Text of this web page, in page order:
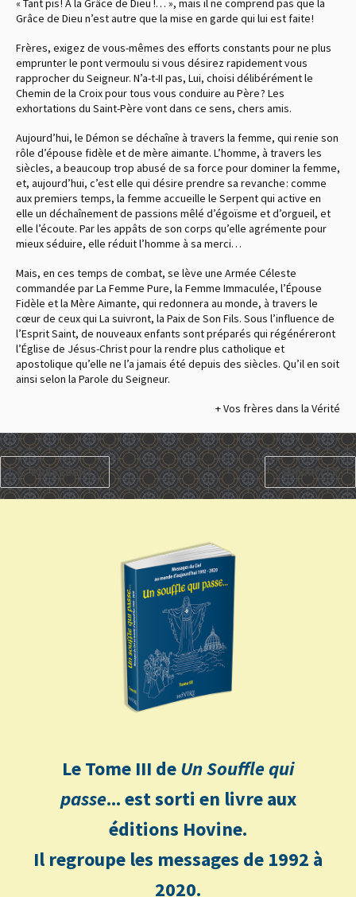
« Tant pis ! À la Grâce de Dieu !… », mais il ne comprend pas que la
Grâce de Dieu n’est autre que la mise en garde qui lui est faite !
Frères, exigez de vous-mêmes des efforts constants pour ne plus
emprunter le pont vermoulu si vous désirez rapidement vous
rapprocher du Seigneur. N’a-t-II pas, Lui, choisi délibérément le
Chemin de la Croix pour tous vous conduire au Père ? Les
exhortations du Saint-Père vont dans ce sens, chers amis.
Aujourd’hui, le Démon se déchaîne à travers la femme, qui renie son
rôle d’épouse fidèle et de mère aimante. L’homme, à travers les
siècles, a beaucoup trop abusé de sa force pour dominer la femme,
et, aujourd’hui, c’est elle qui désire prendre sa revanche : comme
aux premiers temps, la femme accueille le Serpent qui active en
elle un déchaînement de passions mêlé d’égoïsme et d’orgueil, et
elle l’écoute. Par les appâts de son corps qu’elle agrémente pour
mieux séduire, elle réduit l’homme à sa merci…
Mais, en ces temps de combat, se lève une Armée Céleste
commandée par La Femme Pure, la Femme Immaculée, l’Épouse
Fidèle et la Mère Aimante, qui redonnera au monde, à travers le
cœur de ceux qui La suivront, la Paix de Son Fils. Sous l’influence de
l’Esprit Saint, de nouveaux enfants sont préparés qui régénéreront
l’Église de Jésus-Christ pour la rendre plus catholique et
apostolique qu’elle ne l’a jamais été depuis des siècles. Qu’il en soit
ainsi selon la Parole du Seigneur.
+ Vos frères dans la Vérité
PRÉCÉDENT SUIVANT
Le Tome III deUn Souffle qui
passe... est sorti en livre aux
éditions Hovine.
Il regroupe les messages de 1992 à
2020.